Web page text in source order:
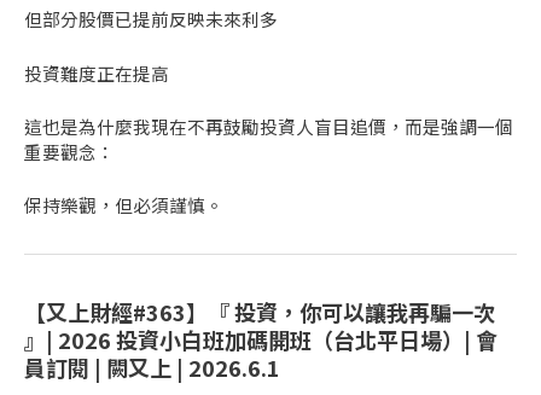
但部分股價已提前反映未來利多
投資難度正在提高
這也是為什麼我現在不再鼓勵投資人盲目追價，而是強調一個
重要觀念：
保持樂觀，但必須謹慎。
【又上財經#363】『 投資，你可以讓我再騙一次
』| 2026 投資小白班加碼開班（台北平日場）| 會
員訂閱 | 闕又上 | 2026.6.1